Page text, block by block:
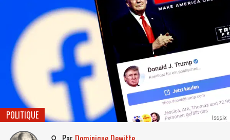
Isopix
POLITIQUE